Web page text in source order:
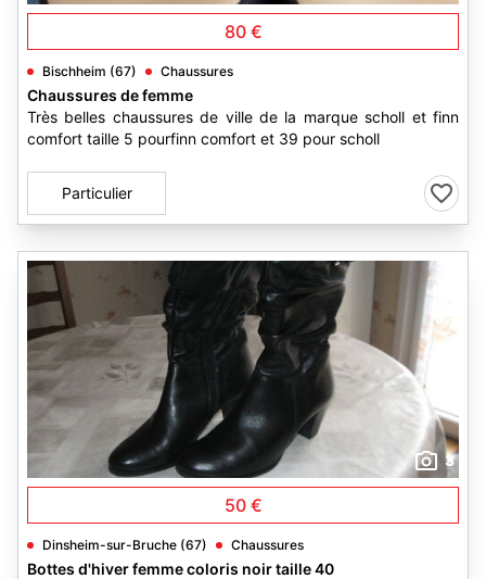
80 €
Bischheim (67) Chaussures
Chaussures de femme
Très belles chaussures de ville de la marque scholl et finn
comfort taille 5 pourfinn comfort et 39 pour scholl
Particulier
3
50 €
Dinsheim-sur-Bruche (67) Chaussures
Bottes d'hiver femme coloris noir taille 40